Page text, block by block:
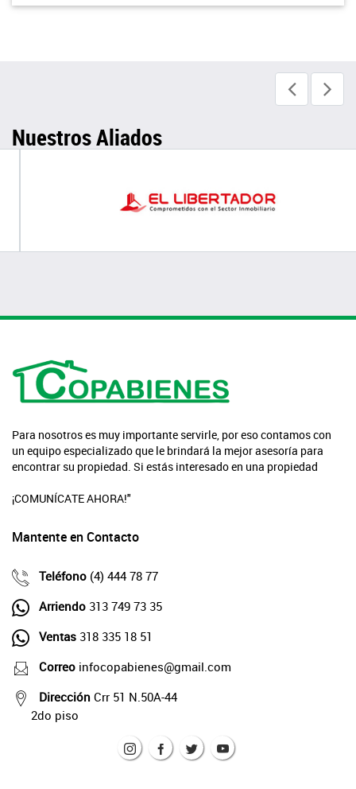
Nuestros Aliados
Para nosotros es muy importante servirle, por eso contamos con
un equipo especializado que le brindará la mejor asesoría para
encontrar su propiedad. Si estás interesado en una propiedad
¡COMUNÍCATE AHORA!"
Mantente en Contacto
Teléfono (4) 444 78 77
Arriendo 313 749 73 35
Ventas 318 335 18 51
Correo infocopabienes@gmail.com
Dirección Crr 51 N.50A-44
2do piso